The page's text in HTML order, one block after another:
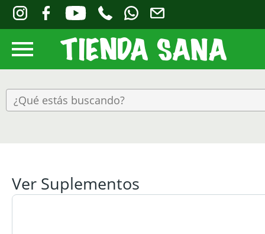
Ver Suplementos